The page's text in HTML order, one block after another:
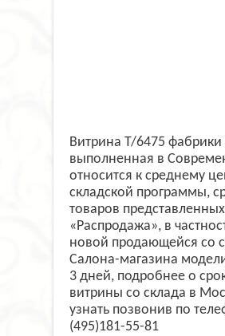
Витрина T/6475 фабрики
выполненная в
относится к среднему
складской программы,
товаров
«Распродажа», в
новой продающейся со
Салона-магазина
3 дней, подробнее о
витрины со склада в
узнать позвонив по
(495)181-55-81